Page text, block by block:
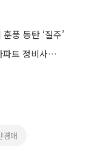
풍 동탄 ‘질주’
남광토건, ‘하우스토리’ 내세워 인천 동아아파트 정비사업 공략
경매